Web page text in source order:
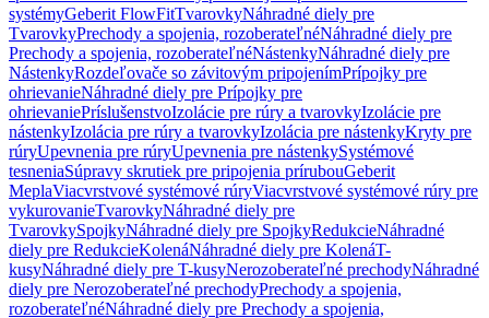
systémyGeberit FlowFitTvarovkyNáhradné diely pre
TvarovkyPrechody a spojenia, rozoberateľnéNáhradné diely pre
Prechody a spojenia, rozoberateľnéNástenkyNáhradné diely pre
NástenkyRozdeľovače so závitovým pripojenímPrípojky pre
ohrievanieNáhradné diely pre Prípojky pre
ohrievaniePríslušenstvoIzolácie pre rúry a tvarovkyIzolácie pre
nástenkyIzolácia pre rúry a tvarovkyIzolácia pre nástenkyKryty pre
rúryUpevnenia pre rúryUpevnenia pre nástenkySystémové
tesneniaSúpravy skrutiek pre pripojenia prírubouGeberit
MeplaViacvrstvové systémové rúryViacvrstvové systémové rúry pre
vykurovanieTvarovkyNáhradné diely pre
TvarovkySpojkyNáhradné diely pre SpojkyRedukcieNáhradné
diely pre RedukcieKolenáNáhradné diely pre KolenáT-
kusyNáhradné diely pre T-kusyNerozoberateľné prechodyNáhradné
diely pre Nerozoberateľné prechodyPrechody a spojenia,
rozoberateľnéNáhradné diely pre Prechody a spojenia,